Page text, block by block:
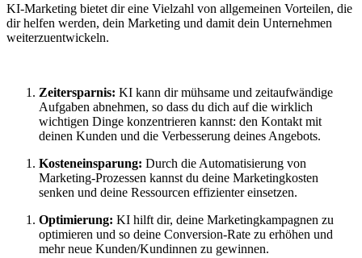
KI-Marketing bietet dir eine Vielzahl von allgemeinen Vorteilen, die
dir helfen werden, dein Marketing und damit dein Unternehmen
weiterzuentwickeln.
Zeitersparnis: KI kann dir mühsame und zeitaufwändige
Aufgaben abnehmen, so dass du dich auf die wirklich
wichtigen Dinge konzentrieren kannst: den Kontakt mit
deinen Kunden und die Verbesserung deines Angebots.
Kosteneinsparung: Durch die Automatisierung von
Marketing-Prozessen kannst du deine Marketingkosten
senken und deine Ressourcen effizienter einsetzen.
Optimierung: KI hilft dir, deine Marketingkampagnen zu
optimieren und so deine Conversion-Rate zu erhöhen und
mehr neue Kunden/Kundinnen zu gewinnen.